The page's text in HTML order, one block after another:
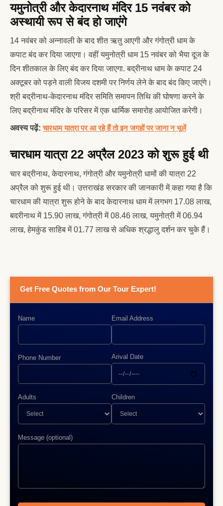
यमुनोत्री और केदारनाथ मंदिर 15 नवंबर को
अस्थायी रूप से बंद हो जाएंगे
14 नवंबर को अन्नावली के बाद शीत ऋतु आएगी और गंगोत्री धाम के
कपाट बंद कर दिया जाएगा। वहीं यमुनोत्री धाम 15 नवंबर को भैया दूज के
दिन शीतकाल के लिए बंद कर दिया जाएगा. बद्रीनाथ धाम के कपाट 24
अक्टूबर को पड़ने वाली विजय दशमी पर निर्णय लेने के बाद बंद किए जाएंगे।
श्री बद्रीनाथ-केदारनाथ मंदिर समिति समापन तिथि की घोषणा करने के
लिए बद्रीनाथ मंदिर के परिसर में एक धार्मिक समारोह आयोजित करेगी।
अवस्य पढ़ें:चारधाम यात्रा पर आ रहे हैं तो इन जगहों पर जाना न भूलें
चारधाम यात्रा 22 अप्रैल 2023 को शुरू हुई थी
चार बद्रीनाथ, केदारनाथ, गंगोत्री और यमुनोत्री धामों की यात्रा 22
अप्रैल को शुरू हुई थी। उत्तराखंड सरकार की जानकारी में कहा गया है कि
चारधाम की यात्रा शुरू होने के बाद केदारनाथ धाम में लगभग 17.08 लाख,
बदरीनाथ में 15.90 लाख, गंगोत्री में 08.46 लाख, यमुनोत्री में 06.94
लाख, हेमकुंड साहिब में 01.77 लाख से अधिक श्रद्धालु दर्शन कर चुके हैं।
Get Free Quotes from Our Tour Expert!
Name Email Address
Phone Number Arival Date
Adults Children
Message (optional)